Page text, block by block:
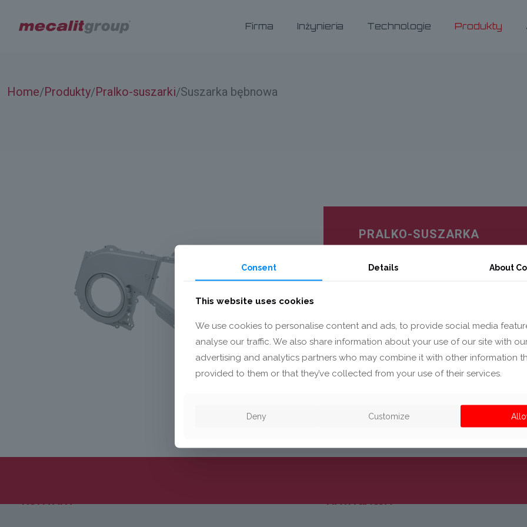
Firma Inżynieria Technologie Produkty
Home/Produkty/Pralko-suszarki/Suszarka bębnowa
PRALKO-SUSZARKA
KANAŁ WENTYLACYJNY
Kanał wentylacyjny pralko-
tworzywa PP wzmocnionego
Consent Details About
This website uses cookies
We use cookies to personalise content and ads, to provide social media
analyse our traffic. We also share information about your use of our site with
advertising and analytics partners who may combine it with other information
provided to them or that they’ve collected from your use of their services.
Deny Customize